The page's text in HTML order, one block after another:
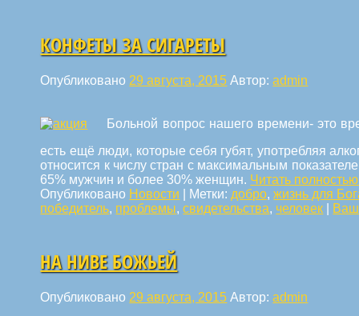
КОНФЕТЫ ЗА СИГАРЕТЫ
Опубликовано 29 августа, 2015 Автор:admin
Больной вопрос нашего времени- это
есть ещё люди, которые себя губят, употребляя
относится к числу стран с максимальным
65% мужчин и более 30% женщин. Читать
Опубликовано Новости Метки: добро,жизнь для
победитель, проблемы,свидетельства, человек Ваш
НА НИВЕ БОЖЬЕЙ
Опубликовано 29 августа, 2015 Автор:admin